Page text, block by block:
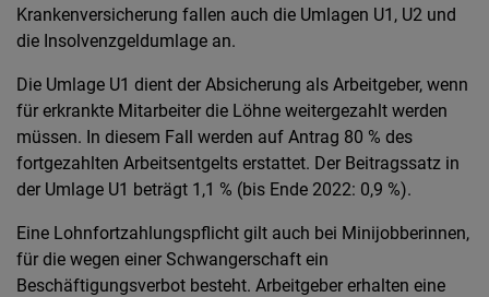
Krankenversicherung fallen auch die Umlagen U1, U2 und
die Insolvenzgeldumlage an.
Die Umlage U1 dient der Absicherung als Arbeitgeber, wenn
für erkrankte Mitarbeiter die Löhne weitergezahlt werden
müssen. In diesem Fall werden auf Antrag 80 % des
fortgezahlten Arbeitsentgelts erstattet. Der Beitragssatz in
der Umlage U1 beträgt 1,1 % (bis Ende 2022: 0,9 %).
Eine Lohnfortzahlungspflicht gilt auch bei Minijobberinnen,
für die wegen einer Schwangerschaft ein
Beschäftigungsverbot besteht. Arbeitgeber erhalten eine